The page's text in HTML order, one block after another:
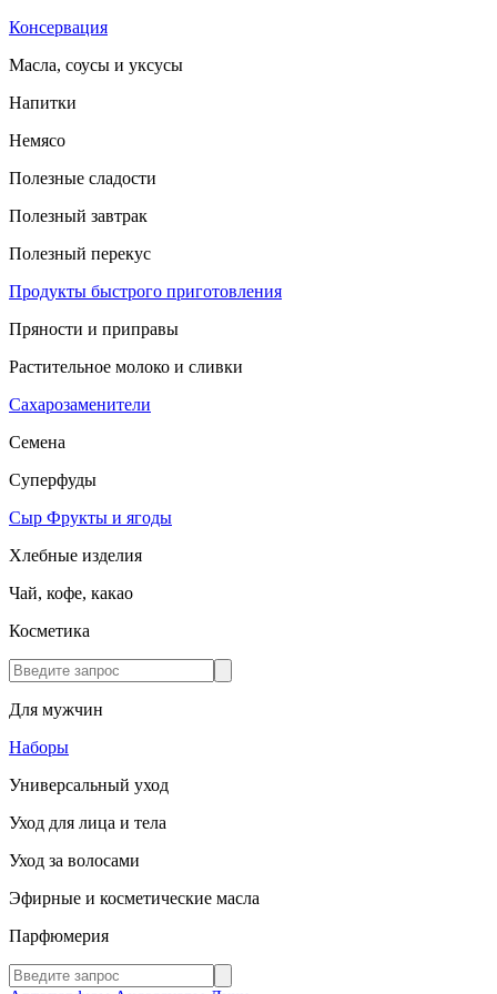
Консервация
Масла, соусы и уксусы
Напитки
Немясо
Полезные сладости
Полезный завтрак
Полезный перекус
Продукты быстрого приготовления
Пряности и приправы
Растительное молоко и сливки
Сахарозаменители
Семена
Суперфуды
Сыр Фрукты и ягоды
Хлебные изделия
Чай, кофе, какао
Косметика
Для мужчин
Наборы
Универсальный уход
Уход для лица и тела
Уход за волосами
Эфирные и косметические масла
Парфюмерия